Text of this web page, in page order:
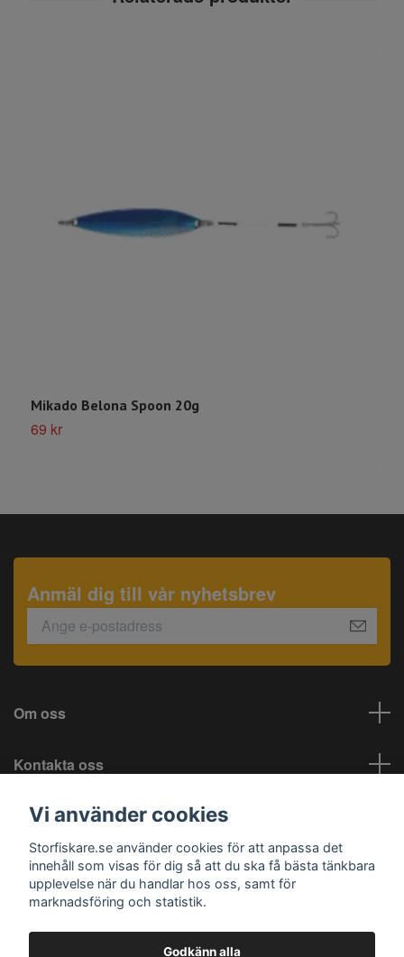
Mikado Belona Spoon 20g
69 kr
Anmäl dig till vår nyhetsbrev
Om oss
Kontakta oss
Information
Sociala medier
Vi använder cookies
Storfiskare.se använder cookies för att anpassa det
innehåll som visas för dig så att du ska få bästa tänkbara
upplevelse när du handlar hos oss, samt för
marknadsföring och statistik.
Godkänn alla